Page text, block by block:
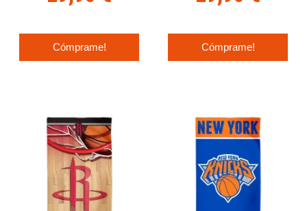
Cómprame! Cómprame!